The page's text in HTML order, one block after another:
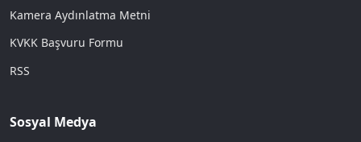
Kamera Aydınlatma Metni
KVKK Başvuru Formu
RSS
Sosyal Medya